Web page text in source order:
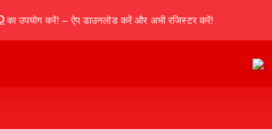
का उपयोग करें! – ऐप डाउनलोड करें और अभी रजिस्टर करें!